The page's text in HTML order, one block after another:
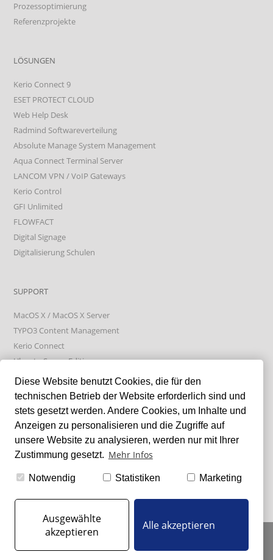
Diese Website benutzt Cookies, die für den
technischen Betrieb der Website erforderlich sind und
stets gesetzt werden. Andere Cookies, um Inhalte und
Anzeigen zu personalisieren und die Zugriffe auf
unsere Website zu analysieren, werden nur mit Ihrer
Zustimmung gesetzt. Mehr Infos
Notwendig Statistiken Marketing
Ausgewählte
akzeptieren
Alle akzeptieren
Prozessoptimierung
Referenzprojekte
LÖSUNGEN
Kerio Connect 9
ESET PROTECT CLOUD
Web Help Desk
Radmind Softwareverteilung
Absolute Manage System Management
Aqua Connect Terminal Server
LANCOM VPN / VoIP Gateways
Kerio Control
GFI Unlimited
FLOWFACT
Digital Signage
Digitalisierung Schulen
SUPPORT
MacOS X / MacOS X Server
TYPO3 Content Management
Kerio Connect
Ubuntu Server Edition
Absolute Manage
LIXXBLOG
GFI Kerio Connect & Let's Encrypt Failure bei Certificate Renew
Samsung SSDs tunen
GFI Kerio Connect - log4j (CVE-2021-44228)
IMPRESSUM